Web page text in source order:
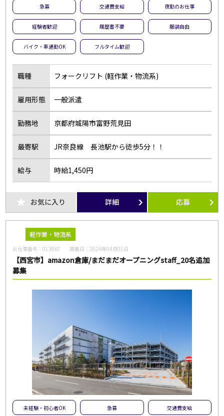
急募 交通費支給 夜勤のお仕事
経験者歓迎 履歴書不要 服装自由
バイク・車通勤OK フルタイム歓迎
職種 フォークリフト (軽作業・物流系)
雇用形態 一般派遣
勤務地 京都府城陽市富野荒見田
最寄駅 JR奈良線 長池駅から徒歩5分！！
給与 時給1,450円
お気に入り 詳細 応募
軽作業・物流系
お仕事番号：013867 掲載日： 2026年04月01日
【西宮市】amazon倉庫/まだまだオープニングstaff_20名追加
募集
未経験・初心者OK 急募 交通費支給